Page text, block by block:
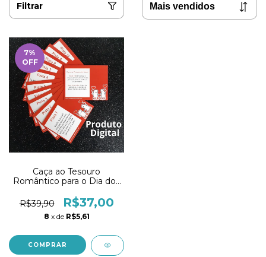
Filtrar
7%
OFF
Caça ao Tesouro
Romântico para o Dia dos
R$39,90
R$37,00
8 x de R$5,61
COMPRAR